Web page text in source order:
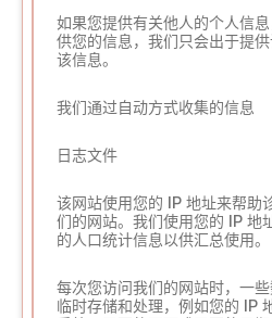
如果您提供有关他人的个人信
供您的信息，我们只会出于提
该信息。
我们通过自动方式收集的信息
日志文件
该网站使用您的 IP 地址来帮助
们的网站。我们使用您的 IP 地
的人口统计信息以供汇总使用。
每次您访问我们的网站时，一
临时存储和处理，例如您的 IP